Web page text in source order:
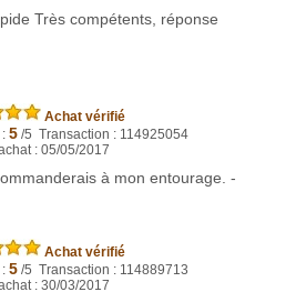
Très compétents, réponse
Achat vérifié
5/5 Transaction : 114925054
: 05/05/2017
à mon entourage. -
Achat vérifié
5/5 Transaction : 114889713
: 30/03/2017